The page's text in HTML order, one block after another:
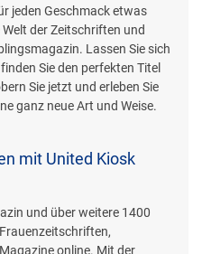
jeden Geschmack etwas
der Zeitschriften und
Lassen Sie sich
Sie den perfekten Titel
Sie jetzt und erleben Sie
ganz neue Art und Weise.
mit United Kiosk
und über weitere 1400
online. Mit der